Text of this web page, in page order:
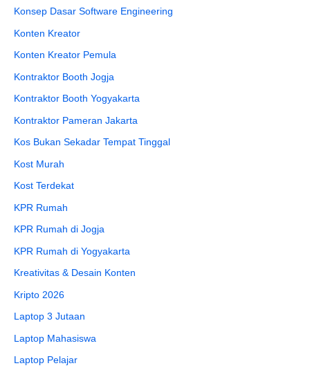
Konsep Dasar Software Engineering
Konten Kreator
Konten Kreator Pemula
Kontraktor Booth Jogja
Kontraktor Booth Yogyakarta
Kontraktor Pameran Jakarta
Kos Bukan Sekadar Tempat Tinggal
Kost Murah
Kost Terdekat
KPR Rumah
KPR Rumah di Jogja
KPR Rumah di Yogyakarta
Kreativitas & Desain Konten
Kripto 2026
Laptop 3 Jutaan
Laptop Mahasiswa
Laptop Pelajar